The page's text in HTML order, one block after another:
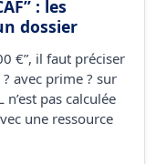
: les
dossier
€”, il faut préciser
avec prime ? sur
n’est pas calculée
une ressource